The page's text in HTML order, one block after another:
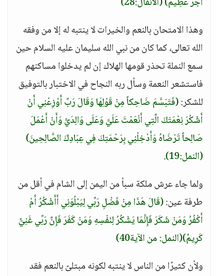
وهذا الامتحان بالنعم والخيرات لا ينتبه له إلا من وفقه
الله تعالى، كما كان من نبي الله سليمان عليه السلام حين
سمع النملة تحذر قومها الهلاك إن لم يدخلوا مساكنهم
فاستشعر النعمة وسأل ربه النجاح في الاختبار بالتوفيق
للشكر:(فَتَبَسَّمَ ضَاحِكاً مِنْ قَوْلِهَا وَقَالَ رَبِّ أَوْزِعْنِي أَنْ
أَشْكُرَ نِعْمَتَكَ الَّتِي أَنْعَمْتَ عَلَيَّ وَعَلَى وَالِدَيَّ وَأَنْ أَعْمَلَ
صَالِحاً تَرْضَاهُ وَأَدْخِلْنِي بِرَحْمَتِكَ فِي عِبَادِكَ الصَّالِحِينَ)
(النمل:19)
.
ولما جاء عرش ملكة سبأ من اليمن إلى الشام في أقل من
طرفة عين:(قَالَ هَذَا مِنْ فَضْلِ رَبِّي لِيَبْلُوَنِي أَأَشْكُرُ أَمْ
أَكْفُرُ وَمَنْ شَكَرَ فَإِنَّمَا يَشْكُرُ لِنَفْسِهِ وَمَنْ كَفَرَ فَإِنَّ رَبِّي غَنِيٌّ
كَرِيمٌ)(النمل: من الآية40)
ولأن كثيرًا من الناس لا ينتبه لكونه مبتلىً بالنعم فقد